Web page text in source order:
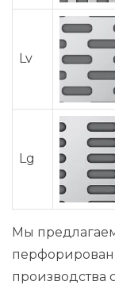
Lv
Lg
Мы
производства